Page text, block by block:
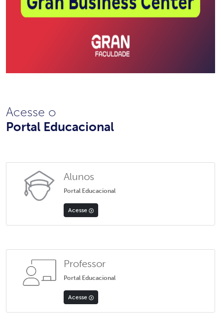
Acesse o
Portal Educacional
Alunos
Portal Educacional
Acesse
Professor
Portal Educacional
Acesse